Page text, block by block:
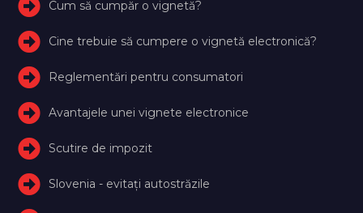
Cum să cumpăr o vignetă?
Cine trebuie să cumpere o vignetă electronică?
Reglementări pentru consumatori
Avantajele unei vignete electronice
Scutire de impozit
Slovenia - evitați autostrăzile